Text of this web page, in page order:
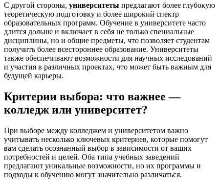
С другой стороны, университеты предлагают более глубокую
теоретическую подготовку и более широкий спектр
образовательных программ. Обучение в университете часто
длится дольше и включает в себя не только специальные
дисциплины, но и общие предметы, что позволяет студентам
получить более всестороннее образование. Университеты
также обеспечивают возможности для научных исследований
и участия в различных проектах, что может быть важным для
будущей карьеры.
Критерии выбора: что важнее —
колледж или университет?
При выборе между колледжем и университетом важно
учитывать несколько ключевых критериев, которые помогут
вам сделать осознанный выбор в зависимости от ваших
потребностей и целей. Оба типа учебных заведений
предлагают уникальные возможности, но их программы и
подходы к обучению могут значительно различаться.